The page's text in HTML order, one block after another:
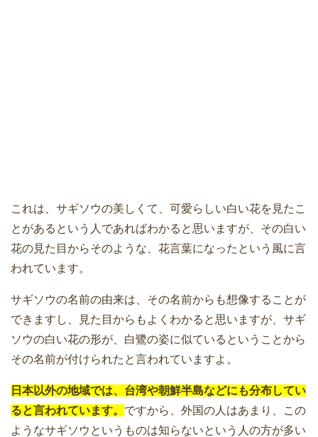
これは、サギソウの美しくて、可愛らしい白い花を見たこ
とがあるという人であればわかると思いますが、その白い
花の見た目からそのような、花言葉になったという風に言
われています。
サギソウの名前の由来は、その名前からも想像することが
できますし、見た目からもよくわかると思いますが、サギ
ソウの白い花の形が、白鷺の姿に似ているということから
その名前が付けられたと言われていますよ。
日本以外の地域では、台湾や朝鮮半島などにも分布してい
ると言われています。 ですから、外国の人はあまり、この
ようなサギソウというものは知らないという人の方が多い